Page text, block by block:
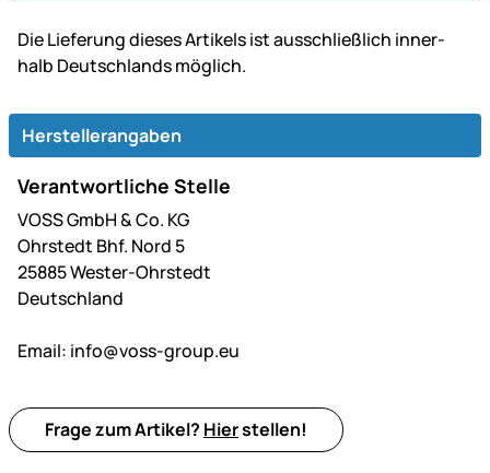
Die Lie­fe­rung dieses Artikels ist aus­schließ­lich inner­
halb Deutsch­lands möglich.
Herstellerangaben
Verantwortliche Stelle
VOSS GmbH & Co. KG
Ohrstedt Bhf. Nord 5
25885 Wester-Ohrstedt
Deutschland
Email: info@voss-group.eu
Frage zum Artikel? Hierstellen!